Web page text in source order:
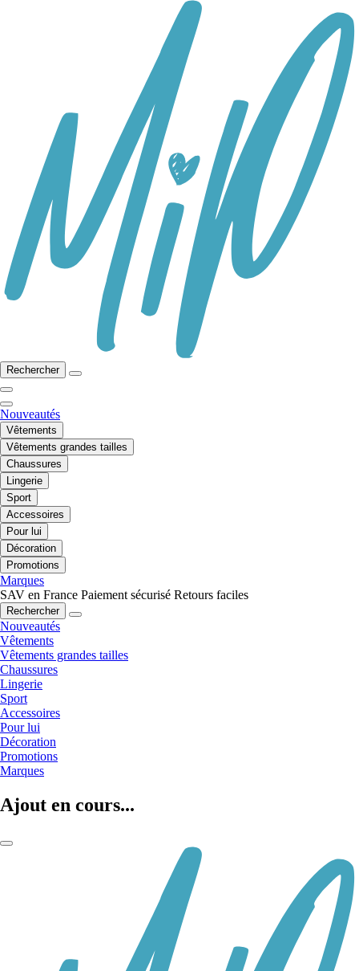
Rechercher
Nouveautés
Vêtements
Vêtements grandes tailles
Chaussures
Lingerie
Sport
Accessoires
Pour lui
Décoration
Promotions
Marques
SAV en France Paiement sécurisé Retours faciles
Rechercher
Nouveautés
Vêtements
Vêtements grandes tailles
Chaussures
Lingerie
Sport
Accessoires
Pour lui
Décoration
Promotions
Marques
Ajout en cours...